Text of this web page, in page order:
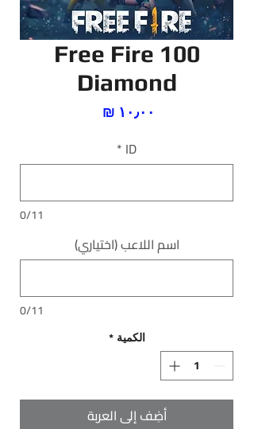
Free Fire 100
Diamond
ID
*
0/11
اسم اللاعب (اختياري)
0/11
الكمية *
أضِف إلى العربة